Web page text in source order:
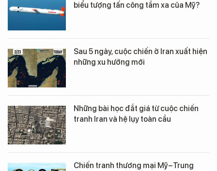
biểu tượng tấn công tầm xa của Mỹ?
Sau 5 ngày, cuộc chiến ở Iran xuất hiện
những xu hướng mới
Những bài học đắt giá từ cuộc chiến
tranh Iran và hệ lụy toàn cầu
Chiến tranh thương mại Mỹ–Trung